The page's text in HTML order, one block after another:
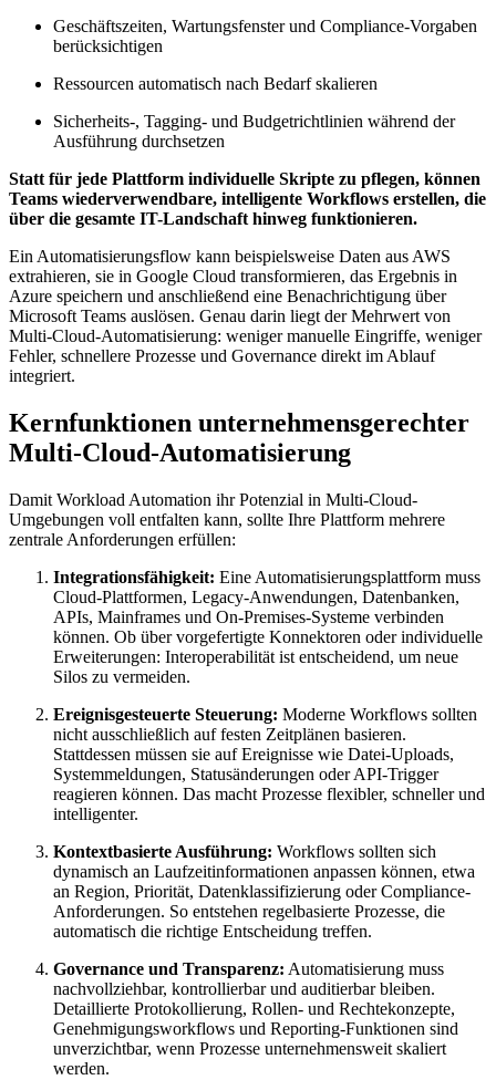
Geschäftszeiten, Wartungsfenster und Compliance-Vorgaben
berücksichtigen
Ressourcen automatisch nach Bedarf skalieren
Sicherheits-, Tagging- und Budgetrichtlinien während der
Ausführung durchsetzen
Statt für jede Plattform individuelle Skripte zu pflegen, können
Teams wiederverwendbare, intelligente Workflows erstellen, die
über die gesamte IT-Landschaft hinweg funktionieren.
Ein Automatisierungsflow kann beispielsweise Daten aus AWS
extrahieren, sie in Google Cloud transformieren, das Ergebnis in
Azure speichern und anschließend eine Benachrichtigung über
Microsoft Teams auslösen. Genau darin liegt der Mehrwert von
Multi-Cloud-Automatisierung: weniger manuelle Eingriffe, weniger
Fehler, schnellere Prozesse und Governance direkt im Ablauf
integriert.
Kernfunktionen unternehmensgerechter
Multi-Cloud-Automatisierung
Damit Workload Automation ihr Potenzial in Multi-Cloud-
Umgebungen voll entfalten kann, sollte Ihre Plattform mehrere
zentrale Anforderungen erfüllen:
Integrationsfähigkeit: Eine Automatisierungsplattform muss
Cloud-Plattformen, Legacy-Anwendungen, Datenbanken,
APIs, Mainframes und On-Premises-Systeme verbinden
können. Ob über vorgefertigte Konnektoren oder individuelle
Erweiterungen: Interoperabilität ist entscheidend, um neue
Silos zu vermeiden.
Ereignisgesteuerte Steuerung: Moderne Workflows sollten
nicht ausschließlich auf festen Zeitplänen basieren.
Stattdessen müssen sie auf Ereignisse wie Datei-Uploads,
Systemmeldungen, Statusänderungen oder API-Trigger
reagieren können. Das macht Prozesse flexibler, schneller und
intelligenter.
Kontextbasierte Ausführung: Workflows sollten sich
dynamisch an Laufzeitinformationen anpassen können, etwa
an Region, Priorität, Datenklassifizierung oder Compliance-
Anforderungen. So entstehen regelbasierte Prozesse, die
automatisch die richtige Entscheidung treffen.
Governance und Transparenz: Automatisierung muss
nachvollziehbar, kontrollierbar und auditierbar bleiben.
Detaillierte Protokollierung, Rollen- und Rechtekonzepte,
Genehmigungsworkflows und Reporting-Funktionen sind
unverzichtbar, wenn Prozesse unternehmensweit skaliert
werden.